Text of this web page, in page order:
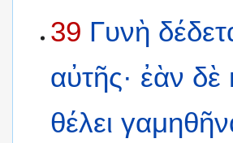
39 Γυνὴ
αὐτῆς· ἐὰν δὲ
θέλει